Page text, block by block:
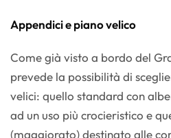
Appendici e piano velico
Come già visto a bordo del
prevede la possibilità di
velici: quello standard con
ad un uso più crocieristico e
(maggiorato) destinato alle